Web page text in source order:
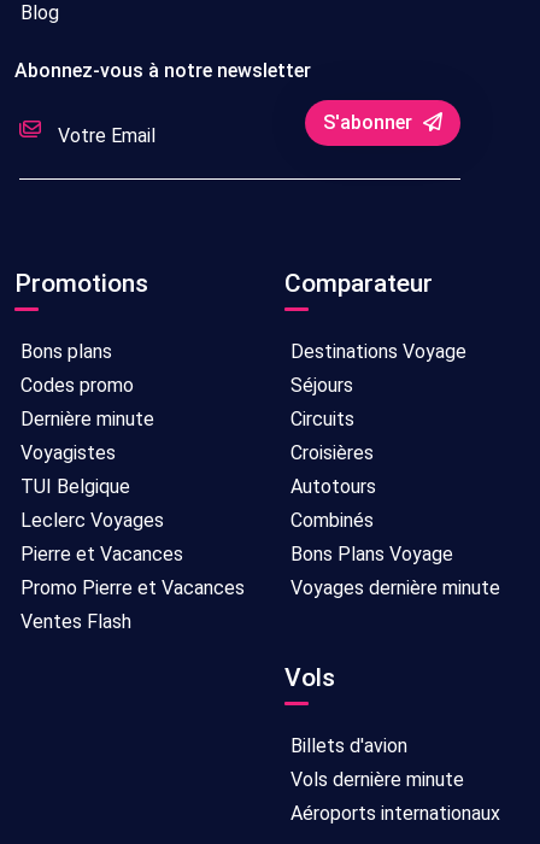
Blog
Abonnez-vous à notre newsletter
S'abonner
Promotions
Bons plans
Codes promo
Dernière minute
Voyagistes
TUI Belgique
Leclerc Voyages
Pierre et Vacances
Promo Pierre et Vacances
Ventes Flash
Comparateur
Destinations Voyage
Séjours
Circuits
Croisières
Autotours
Combinés
Bons Plans Voyage
Voyages dernière minute
Vols
Billets d'avion
Vols dernière minute
Aéroports internationaux